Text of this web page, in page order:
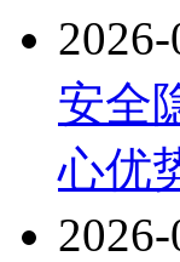
安全
心优